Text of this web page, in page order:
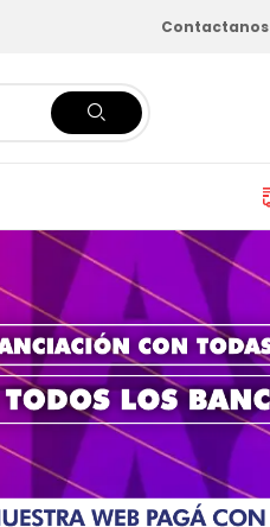
Contactanos